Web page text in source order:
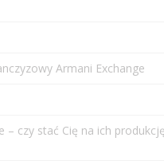
Armani Exchange
– czy stać Cię na ich